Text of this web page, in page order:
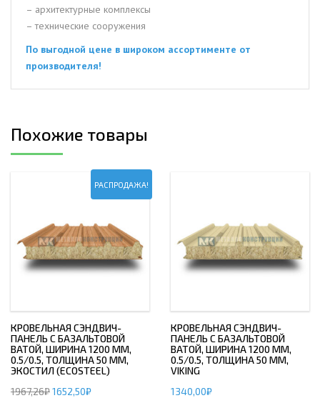
– архитектурные комплексы
– технические сооружения
По выгодной цене в широком ассортименте от
производителя!
Похожие товары
РАСПРОДАЖА!
КРОВЕЛЬНАЯ СЭНДВИЧ-
ПАНЕЛЬ С БАЗАЛЬТОВОЙ
ВАТОЙ, ШИРИНА 1200 ММ,
0.5/0.5, ТОЛЩИНА 50 ММ,
ЭКОСТИЛ (ECOSTEEL)
1967,26₽1652,50₽
КРОВЕЛЬНАЯ СЭНДВИЧ-
ПАНЕЛЬ С БАЗАЛЬТОВОЙ
ВАТОЙ, ШИРИНА 1200 ММ,
0.5/0.5, ТОЛЩИНА 50 ММ,
VIKING
1340,00₽